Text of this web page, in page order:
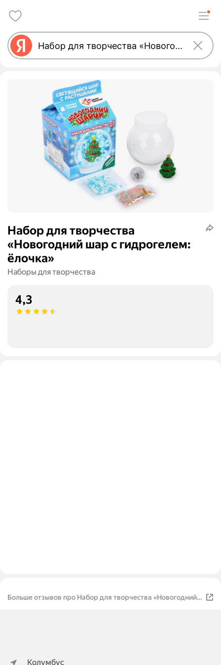
Набор для творчества
«Новогодний шар с гидрогелем:
ёлочка»
Наборы для творчества
4,3
Больше отзывов про Набор для творчества «Новогодний
Колумбус